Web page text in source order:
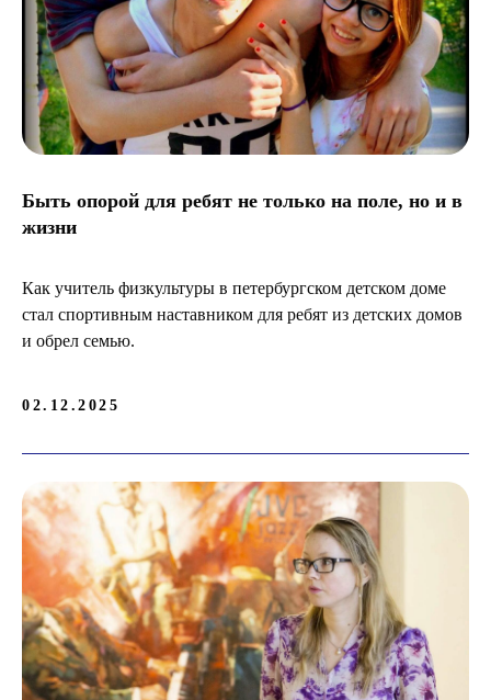
Быть опорой для ребят не только на поле, но и в
жизни
Как учитель физкультуры в петербургском детском доме
стал спортивным наставником для ребят из детских домов
и обрел семью.
02.12.2025